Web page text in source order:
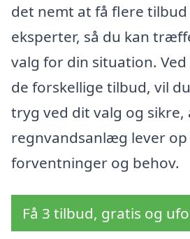
det nemt at få flere
eksperter, så du kan
valg for din situation.
de forskellige tilbud, vil
tryg ved dit valg og sikre,
regnvandsanlæg lever
forventninger og behov.
Få 3 tilbud, gratis og